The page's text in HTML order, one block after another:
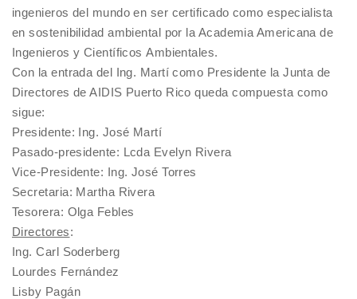
ingenieros del mundo en ser certificado como especialista
en sostenibilidad ambiental por la Academia Americana de
Ingenieros y Científicos Ambientales.
Con la entrada del Ing. Martí como Presidente la Junta de
Directores de AIDIS Puerto Rico queda compuesta como
sigue:
Presidente: Ing. José Martí
Pasado-presidente: Lcda Evelyn Rivera
Vice-Presidente: Ing. José Torres
Secretaria: Martha Rivera
Tesorera: Olga Febles
Directores:
Ing. Carl Soderberg
Lourdes Fernández
Lisby Pagán